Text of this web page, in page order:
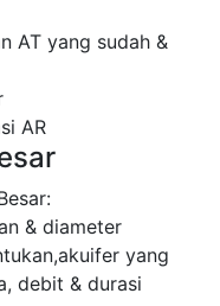
AT yang sudah &
AR
& diameter
yang
debit & durasi